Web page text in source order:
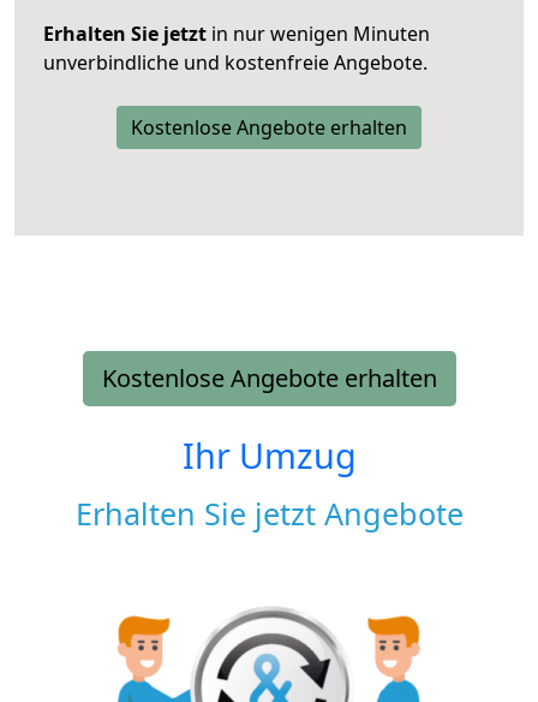
Erhalten Sie jetzt in nur wenigen Minuten
unverbindliche und kostenfreie Angebote.
Kostenlose Angebote erhalten
Kostenlose Angebote erhalten
Ihr Umzug
Erhalten Sie jetzt Angebote